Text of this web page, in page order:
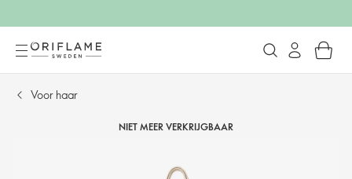
Voor haar
NIET MEER VERKRIJGBAAR